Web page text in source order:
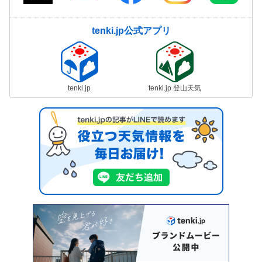
tenki.jp公式アプリ
tenki.jp tenki.jp 登山天気